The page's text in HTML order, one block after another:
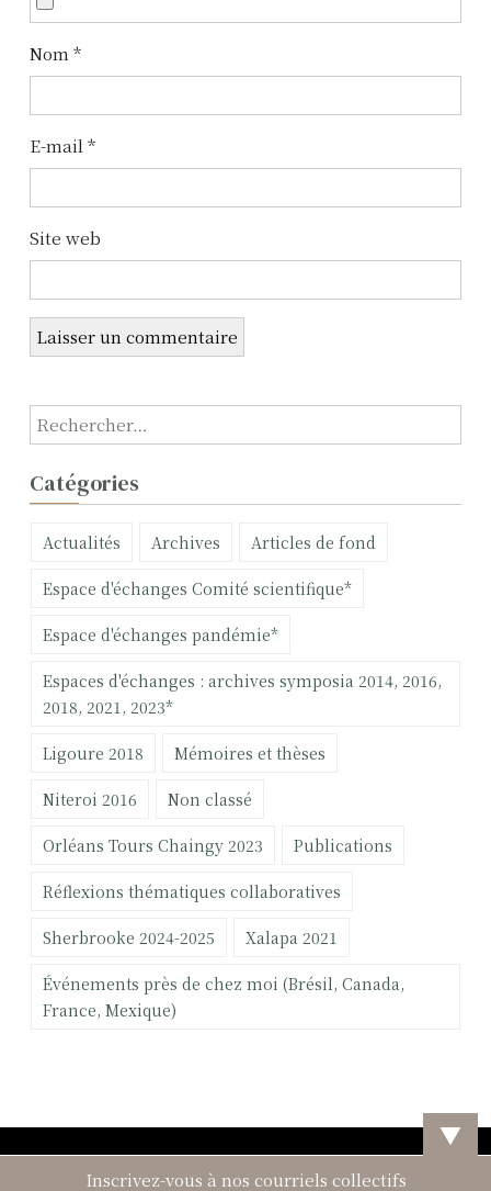
e
l
a
r
t
i
c
l
Nom *
E-mail*
Site web
R
e
h
Catégories
Actualités Archives Articles de fond
Espace d'échanges Comité scientifique*
Espace d'échanges pandémie*
Espaces d'échanges : archives symposia 2014, 2016,
2018, 2021, 2023*
Ligoure 2018 Mémoires et thèses
Niteroi 2016 Non classé
Orléans Tours Chaingy 2023 Publications
Réflexions thématiques collaboratives
Sherbrooke 2024-2025 Xalapa 2021
Événements près de chez moi (Brésil, Canada,
France, Mexique)
▼
Inscrivez-vous à nos courriels collectifs